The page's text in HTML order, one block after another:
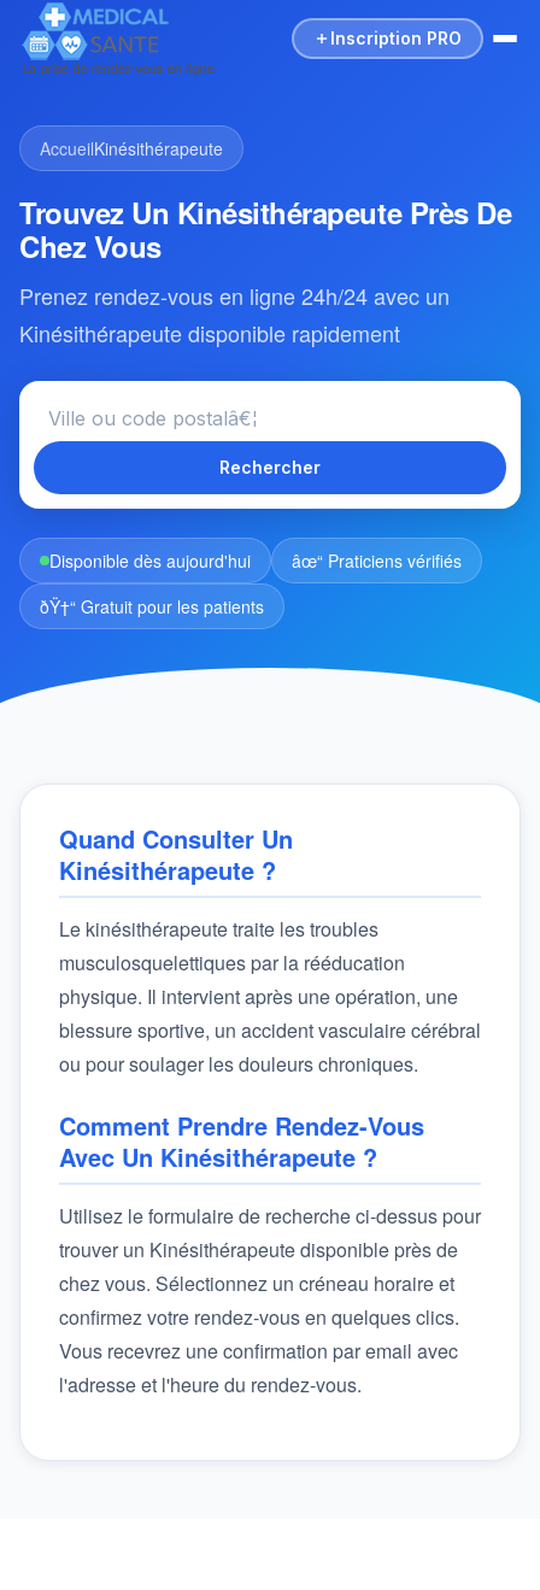
Inscription PRO
AccueilKinésithérapeute
Trouvez Un Kinésithérapeute Près De
Chez Vous
Prenez rendez-vous en ligne 24h/24 avec un
Kinésithérapeute disponible rapidement
Rechercher
Disponible dès aujourd'hui
âœ“ Praticiens vérifiés
ðŸ†“ Gratuit pour les patients
Quand Consulter Un
Kinésithérapeute ?
Le kinésithérapeute traite les troubles
musculosquelettiques par la rééducation
physique. Il intervient après une opération, une
blessure sportive, un accident vasculaire cérébral
ou pour soulager les douleurs chroniques.
Comment Prendre Rendez-Vous
Avec Un Kinésithérapeute ?
Utilisez le formulaire de recherche ci-dessus pour
trouver un Kinésithérapeute disponible près de
chez vous. Sélectionnez un créneau horaire et
confirmez votre rendez-vous en quelques clics.
Vous recevrez une confirmation par email avec
l'adresse et l'heure du rendez-vous.